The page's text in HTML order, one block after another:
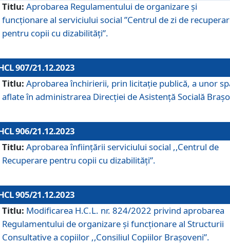
Titlu: Aprobarea Regulamentului de organizare şi
funcţionare al serviciului social ”Centrul de zi de
pentru copii cu dizabilități”.
907/21.12.2023
Titlu: Aprobarea închirierii, prin licitație publică, a unor
aflate în administrarea Direcției de Asistență Socială
906/21.12.2023
Titlu: Aprobarea înființării serviciului social ,,Centrul de
Recuperare pentru copii cu dizabilități”.
905/21.12.2023
Titlu: Modificarea H.C.L. nr. 824/2022 privind aprobarea
Regulamentului de organizare şi funcţionare al Structurii
Consultative a copiilor ,,Consiliul Copiilor Braşoveni”.